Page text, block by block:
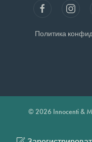
Политика
© 2026 Innocenti &